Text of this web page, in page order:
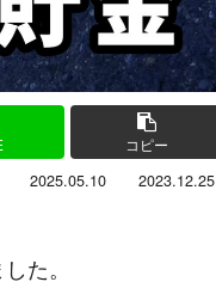
コピー
2025.05.10 2023.12.25
た。